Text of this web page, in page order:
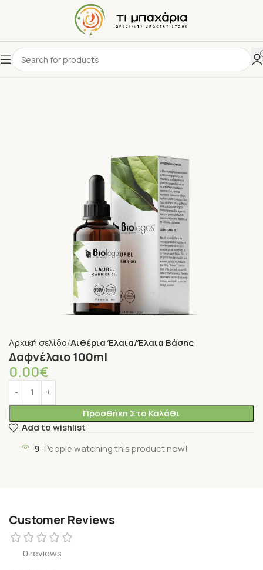
Αρχική σελίδα Αιθέρια Έλαια/Έλαια Βάσης
Δαφνέλαιο 100ml
0.00€
Προσθήκη Στο Καλάθι
Add to wishlist
9 People watching this product now!
Customer Reviews
0 reviews